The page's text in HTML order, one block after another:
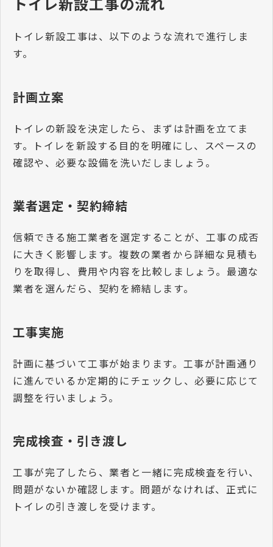
トイレ新設工事は、以下のような流れで進行しま
す。
計画立案
トイレの新設を決定したら、まずは計画を立てま
す。トイレを新設する目的を明確にし、スペースの
確認や、必要な設備を洗いだしましょう。
業者選定・契約締結
信頼できる施工業者を選定することが、工事の成否
に大きく影響します。複数の業者から詳細な見積も
りを取得し、費用や内容を比較しましょう。最適な
業者を選んだら、契約を締結します。
工事実施
計画に基づいて工事が始まります。工事が計画通り
に進んでいるか定期的にチェックし、必要に応じて
調整を行いましょう。
完成検査・引き渡し
工事が完了したら、業者と一緒に完成検査を行い、
問題がないか確認します。問題がなければ、正式に
トイレの引き渡しを受けます。